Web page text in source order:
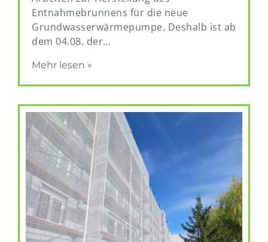
Entnahmebrunnens für die neue
Grundwasserwärmepumpe. Deshalb ist ab
dem 04.08. der…
Mehr lesen »